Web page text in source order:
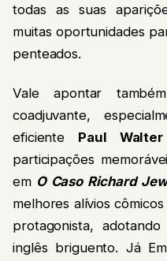
todas as suas
muitas oportunidades
penteados.
Vale apontar
coadjuvante,
eficiente Paul
participações
em O Caso Richard
melhores alívios
protagonista,
inglês briguento. Já